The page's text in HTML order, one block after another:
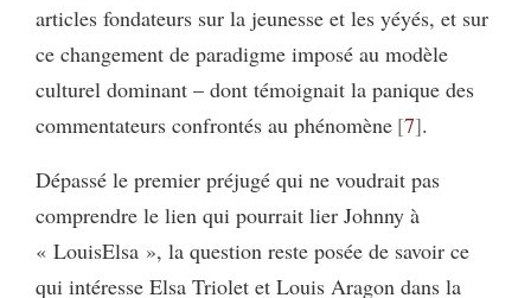
articles fondateurs sur la jeunesse et les yéyés, et sur
ce changement de paradigme imposé au modèle
culturel dominant – dont témoignait la panique des
commentateurs confrontés au phénomène 7 .
Dépassé le premier préjugé qui ne voudrait pas
comprendre le lien qui pourrait lier Johnny à
« LouisElsa », la question reste posée de savoir ce
qui intéresse Elsa Triolet et Louis Aragon dans la